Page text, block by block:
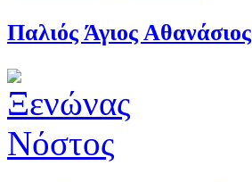
Παλιός Άγιος Αθανάσιος